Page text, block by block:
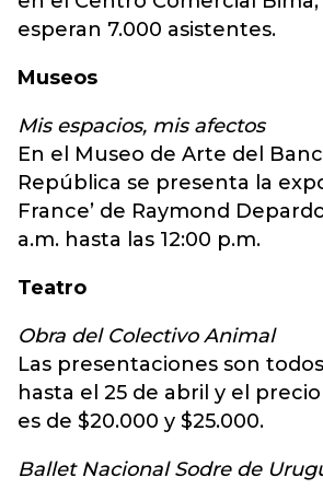
esperan 7.000 asistentes.
Museos
Mis espacios, mis afectos
En el Museo de Arte del
República se presenta la
France’ de Raymond
a.m. hasta las 12:00 p.m.
Teatro
Obra del Colectivo Animal
Las presentaciones son
hasta el 25 de abril y el
es de $20.000 y $25.000.
Ballet Nacional Sodre de